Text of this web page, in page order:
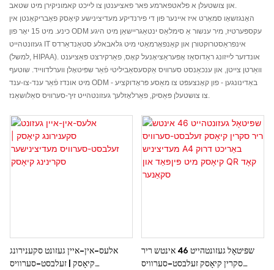
און צושטעלן א פלאטפארמע פאר פאציענטן צו לייכט קאמוניקירן מיט שטאב.
האָנגזשאָו סמאַרט איז איינער פון די פירנדיקע מעדיצינישע קיאָסק פאַבריקאַנטן אין
כינע. מיט 15 יאָר פון ODM עקספּערטיז, מיר ענשור אַ סימלאַס ינטאַגריישאַן מיט היגע
געזונטהייט IT אינפראַסטרוקטורן און קאַנפאָרמאַטי מיט גלאבאלע סטאַנדאַרדס
(למשל, HIPAA). אונדזער לייזונג ראַדוסאַז אָפּעראַציאָנעל קאָס, פאַרקירצט פּאַציענט
וואַרטן צייטן, און ענכאַנסט סערוויס אַקסעסאַביליטי פֿאַר שפּיטאָלן ווערלדווייד. שוטעף
מיט אונדז פֿאַר ענד-צו-ענד ODM באַדינונגען - פון קאָנצעפּט צו מאַסע פּראָדוקציע -
צו צושטעלן פּאַסיק, פאַרלאָזלעך געזונטהייט זיך-סערוויס סאַלושאַנז.
אלעס-אין-איין געזונט סקענירונג
קיאָסק | זעלבסט-סערוויס
שפּיטאָל געזונטהייט 46 אינטש ריר
סקרין קיאָסק זעלבסט-סערוויס